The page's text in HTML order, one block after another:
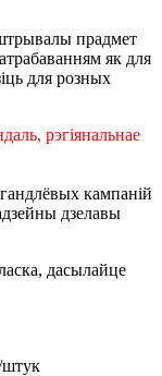
прадмет
як для
для розных
рэгіянальнае
кампаній
дзелавы
дасылайце